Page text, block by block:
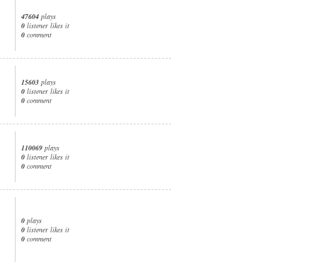
47604 plays
0 listener likes it
0 comment
15603 plays
0 listener likes it
0 comment
110069 plays
0 listener likes it
0 comment
0 plays
0 listener likes it
0 comment